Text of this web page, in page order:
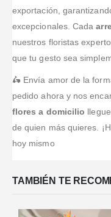
exportación,
excepcionales. Cada
nuestros floristas
que tu gesto sea
🛵 Envía amor de la
pedido ahora y nos
flores a domicilio
de quien más quieres.
hoy mismo
TAMBIÉN TE